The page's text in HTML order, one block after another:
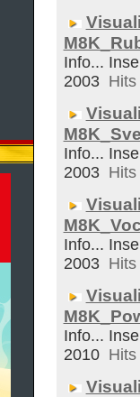
Info...
2003
Info...
2003
Info...
2003
Info...
2010